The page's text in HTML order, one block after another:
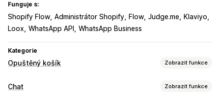
Funguje s:
Shopify Flow Administrátor Shopify Flow Judge.me
Klaviyo
Loox WhatsApp API WhatsApp Business
Kategorie
Opuštěný košík Zobrazit funkce
Obnovení košíku
Chat Zobrazit funkce